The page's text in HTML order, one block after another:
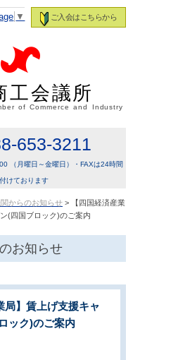
ご入会はこちらから
▼
工会議所
of Commerce and Industry
653-3211
（月曜日～金曜日）・FAXは24時間
けております
からのお知らせ > 【四国経済産業
(四国ブロック)のご案内
お知らせ
局】賃上げ支援キャ
ック)のご案内